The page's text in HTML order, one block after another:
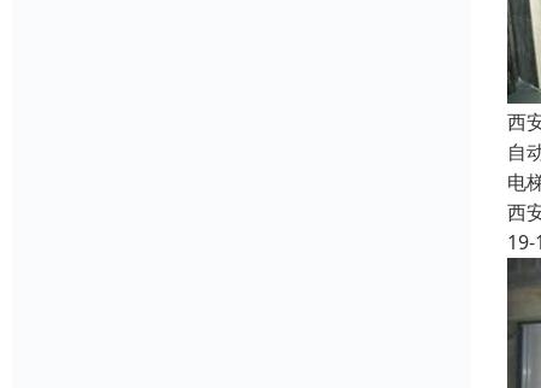
西
自
电
西
19-